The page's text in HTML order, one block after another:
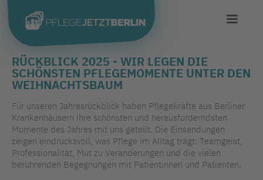
RÜCKBLICK 2025 - WIR LEGEN DIE
SCHÖNSTEN PFLEGEMOMENTE UNTER DEN
WEIHNACHTSBAUM
Für unseren Jahresrückblick haben Pflegekräfte aus Berliner
Krankenhäusern ihre schönsten und herausforderndsten
Momente des Jahres mit uns geteilt. Die Einsendungen
zeigen eindrucksvoll, was Pflege im Alltag trägt: Teamgeist,
Professionalität, Mut zu Veränderungen und die vielen
berührenden Begegnungen mit Patientinnen und Patienten.